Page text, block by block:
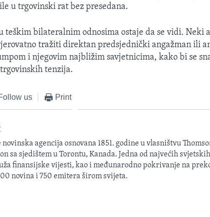
u trgovinski rat bez presedana.
teškim bilateralnim odnosima ostaje da se vidi. Neki
tražiti direktan predsjednički angažman ili
i njegovim najbližim savjetnicima, kako bi se
tenzija.
us Print
novinska agencija osnovana 1851. godine u vlasništvu
sa sjedištem u Torontu, Kanada. Jedna od najvećih
finansijske vijesti, kao i međunarodno pokrivanje na
novina i 750 emitera širom svijeta.